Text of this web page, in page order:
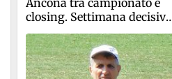
closing. Settimana decisiva
per la cessione